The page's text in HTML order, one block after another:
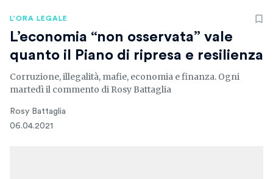
L'ORA LEGALE
L’economia “non osservata” vale
quanto il Piano di ripresa e resilienza
Corruzione, illegalità, mafie, economia e finanza. Ogni
martedì il commento di Rosy Battaglia
Rosy Battaglia
06.04.2021